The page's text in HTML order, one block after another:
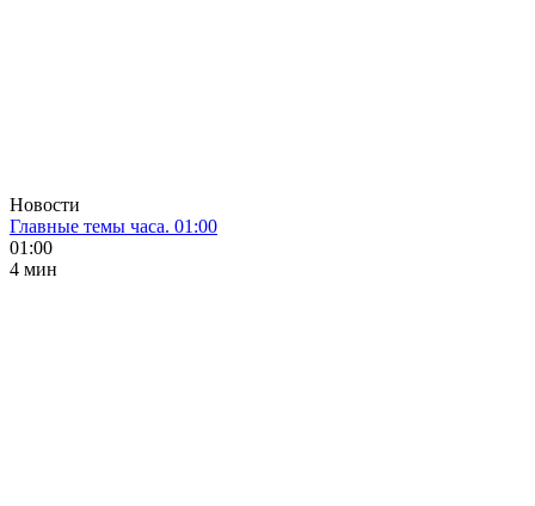
Новости
Главные темы часа. 01:00
01:00
4 мин